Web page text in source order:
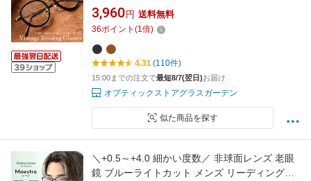
ディース メンズ クラシック レトロ アンティー
ク 丸メガネ ラウンド ボストン かわいい お洒落
シニアグラス プレゼント ギフト 鯖江メーカー
デザイン FEELLIFE FLC-002
3,960 円 送料無料
36ポイント (1倍)
4.31(110件)
15:00までの注文で最短8/7(翌日)お届け
オプティックストアグラスガーデン
似た商品を探す
＼+0.5～+4.0 細かい度数／ 非球面レンズ 老眼
鏡 ブルーライトカット メンズ リーディンググ